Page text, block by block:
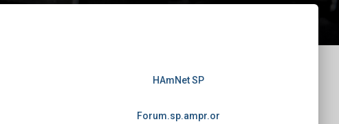
HAmNet SP
Forum.sp.ampr.or